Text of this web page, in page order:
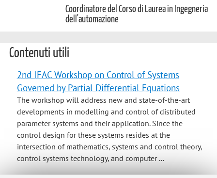
Coordinatore del Corso di Laurea in Ingegneria
dell'automazione
Contenuti utili
2nd IFAC Workshop on Control of Systems
Governed by Partial Differential Equations
The workshop will address new and state-of-the-art
developments in modelling and control of distributed
parameter systems and their application. Since the
control design for these systems resides at the
intersection of mathematics, systems and control theory,
control systems technology, and computer ...